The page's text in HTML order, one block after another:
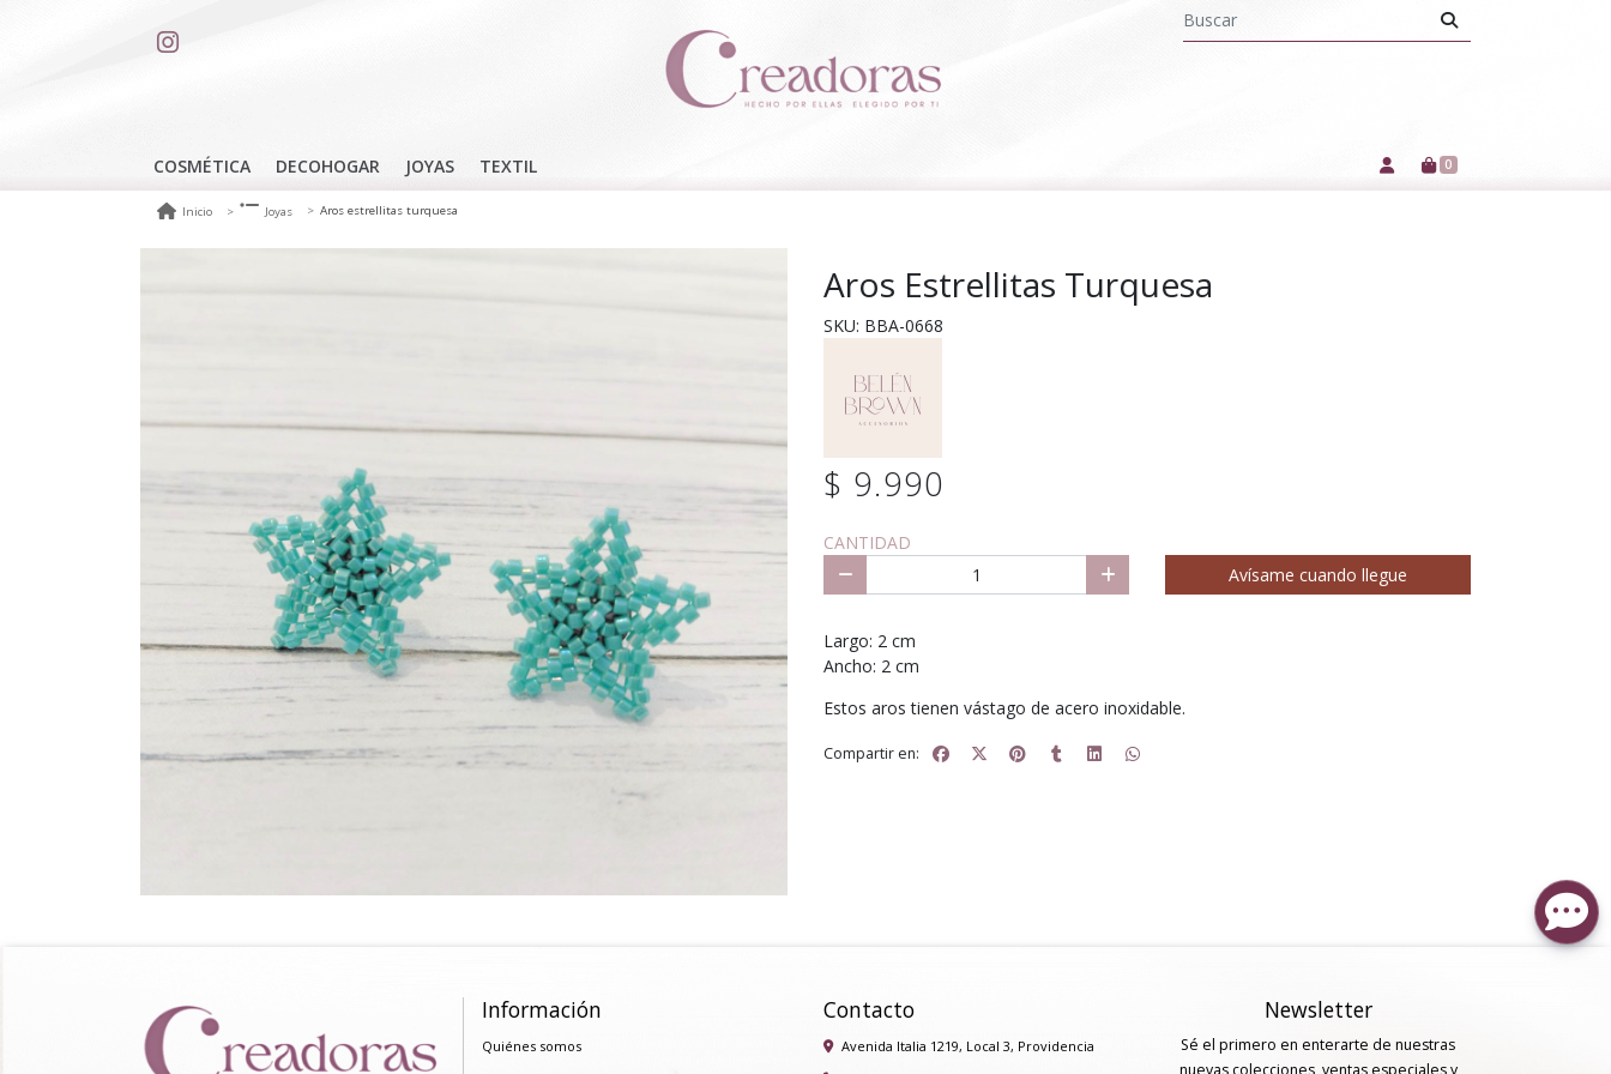
COSMÉTICA DECOHOGAR JOYAS TEXTIL 0
Inicio Joyas Aros estrellitas turquesa
Aros Estrellitas Turquesa
SKU: BBA-0668
$ 9.990
CANTIDAD
Avísame cuando llegue
Largo: 2 cm
Ancho: 2 cm
Estos aros tienen vástago de acero inoxidable.
Compartir en:
Información
Quiénes somos
Contacto
Avenida Italia 1219, Local 3, Providencia
Newsletter
Sé el primero en enterarte de nuestras
nuevas colecciones, ventas especiales y